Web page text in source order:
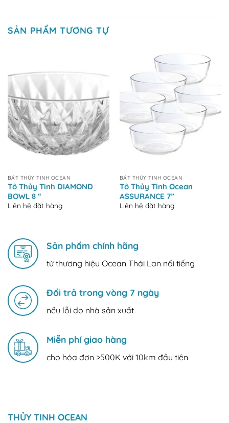
SẢN PHẨM TƯƠNG TỰ
BÁT THỦY TINH OCEAN
Tô Thủy Tinh DIAMOND
BOWL 8 “
Liên hệ đặt hàng
BÁT THỦY TINH OCEAN
Tô Thủy Tinh Ocean
ASSURANCE 7”
Liên hệ đặt hàng
Sản phẩm chính hãng
từ thương hiệu Ocean Thái Lan nổi tiếng
Đổi trả trong vòng 7 ngày
nếu lỗi do nhà sản xuất
Miễn phí giao hàng
cho hóa đơn >500K với 10km đầu tiên
THỦY TINH OCEAN